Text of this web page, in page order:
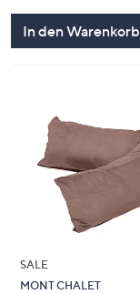
In den Warenkorb
SALE
MONT CHALET